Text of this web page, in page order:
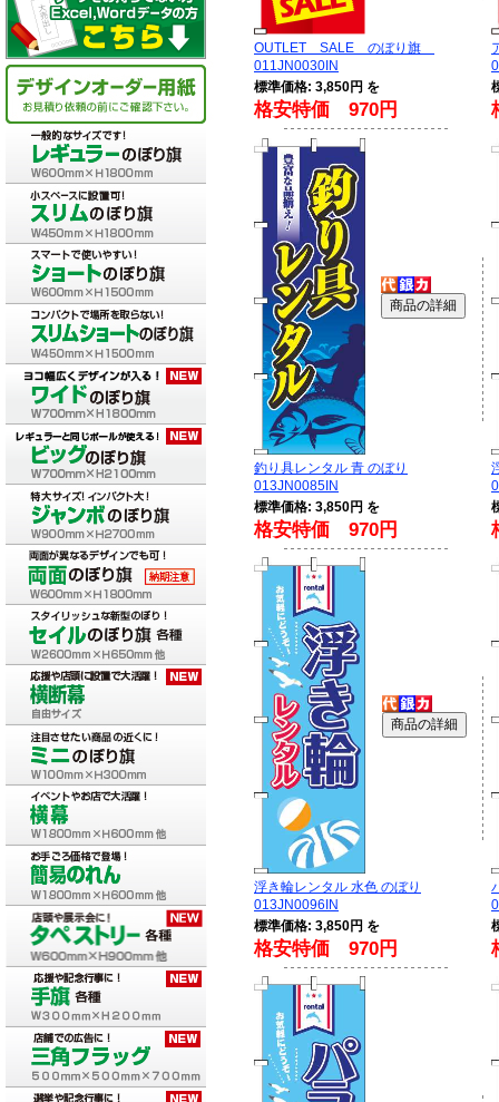
OUTLET SALE のぼり旗
011JN0030IN
標準価格: 3,850円 を
格安特価 970円
釣り具レンタル 青 のぼり
013JN0085IN
標準価格: 3,850円 を
格安特価 970円
浮き輪レンタル 水色 のぼり
013JN0096IN
標準価格: 3,850円 を
格安特価 970円